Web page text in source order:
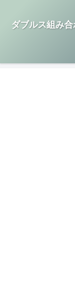
ダブルス組み